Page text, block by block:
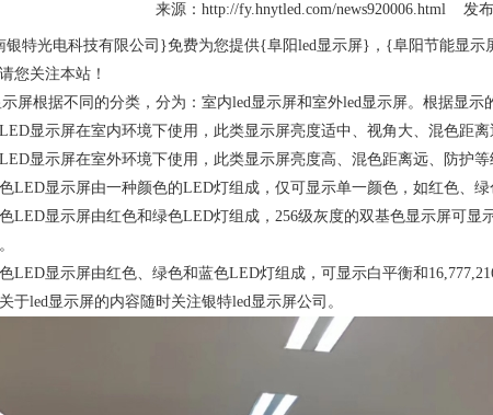
来源：http://fy.hnytled.com/news920006.html 发
银特光电科技有限公司}免费为您提供{阜阳led显示屏} ，{阜阳节能显
您关注本站！
示屏根据不同的分类，分为：室内led显示屏和室外led显示屏。根据显
显示屏在室内环境下使用，此类显示屏亮度适中、视角大、混色距
显示屏在室外环境下使用，此类显示屏亮度高、混色距离远、防护
LED显示屏由一种颜色的LED灯组成，仅可显示单一颜色，如红色、绿
LED显示屏由红色和绿色LED灯组成，256级灰度的双基色显示屏可显
LED显示屏由红色、绿色和蓝色LED灯组成，可显示白平衡和
于led显示屏的内容随时关注银特led显示屏公司。